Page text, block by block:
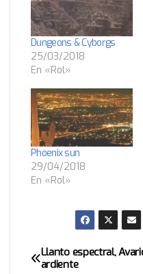
Dungeons & Cyborgs
25/03/2018
En «Rol»
Phoenix sun
29/04/2018
En «Rol»
Llanto espectral,
ardiente